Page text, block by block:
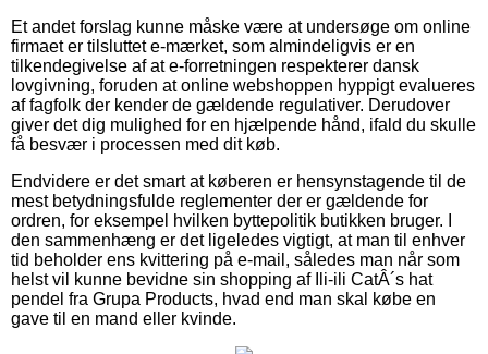
Et andet forslag kunne måske være at undersøge om online
firmaet er tilsluttet e-mærket, som almindeligvis er en
tilkendegivelse af at e-forretningen respekterer dansk
lovgivning, foruden at online webshoppen hyppigt evalueres
af fagfolk der kender de gældende regulativer. Derudover
giver det dig mulighed for en hjælpende hånd, ifald du skulle
få besvær i processen med dit køb.
Endvidere er det smart at køberen er hensynstagende til de
mest betydningsfulde reglementer der er gældende for
ordren, for eksempel hvilken byttepolitik butikken bruger. I
den sammenhæng er det ligeledes vigtigt, at man til enhver
tid beholder ens kvittering på e-mail, således man når som
helst vil kunne bevidne sin shopping af Ili-ili CatÂ´s hat
pendel fra Grupa Products, hvad end man skal købe en
gave til en mand eller kvinde.